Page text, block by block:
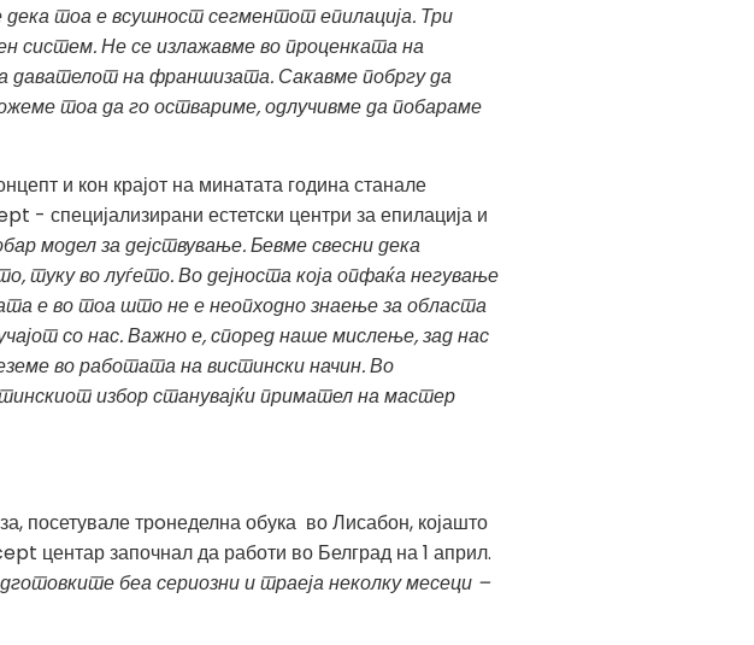
дека тоа е всушност сегментот епилација. Три
систем. Не се излажавме во проценката на
давателот на франшизата. Сакавме побргу да
тоа да го оствариме, одлучивме да побараме
и кон крајот на минатата година станале
- специјализирани естетски центри за епилација и
модел за дејствување. Бевме свесни дека
во луѓето. Во дејноста која опфаќа негување
е во тоа што не е неопходно знаење за областа
со нас. Важно е, според наше мислење, зад нас
во работата на вистински начин. Во
избор станувајќи примател на мастер
трoнеделна обука во Лисабон, којашто
центар започнал да работи во Белград на 1 април.
беа сериозни и траеја неколку месеци –